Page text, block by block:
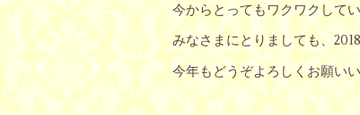
今からとってもワクワクして
みなさまにとりましても、
今年もどうぞよろしくお願い